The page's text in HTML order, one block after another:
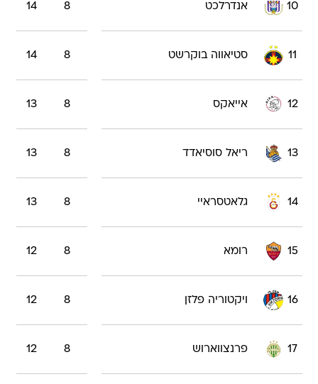
10 אנדרלכט 8
14
11 סטיאווה בוקרשט 8
14
12 אייאקס 8
13
13 ריאל סוסיאדד 8
13
14 גלאטסראיי 8
13
15 רומא 8
12
16 ויקטוריה פלזן 8
12
17 פרנצווארוש 8
12